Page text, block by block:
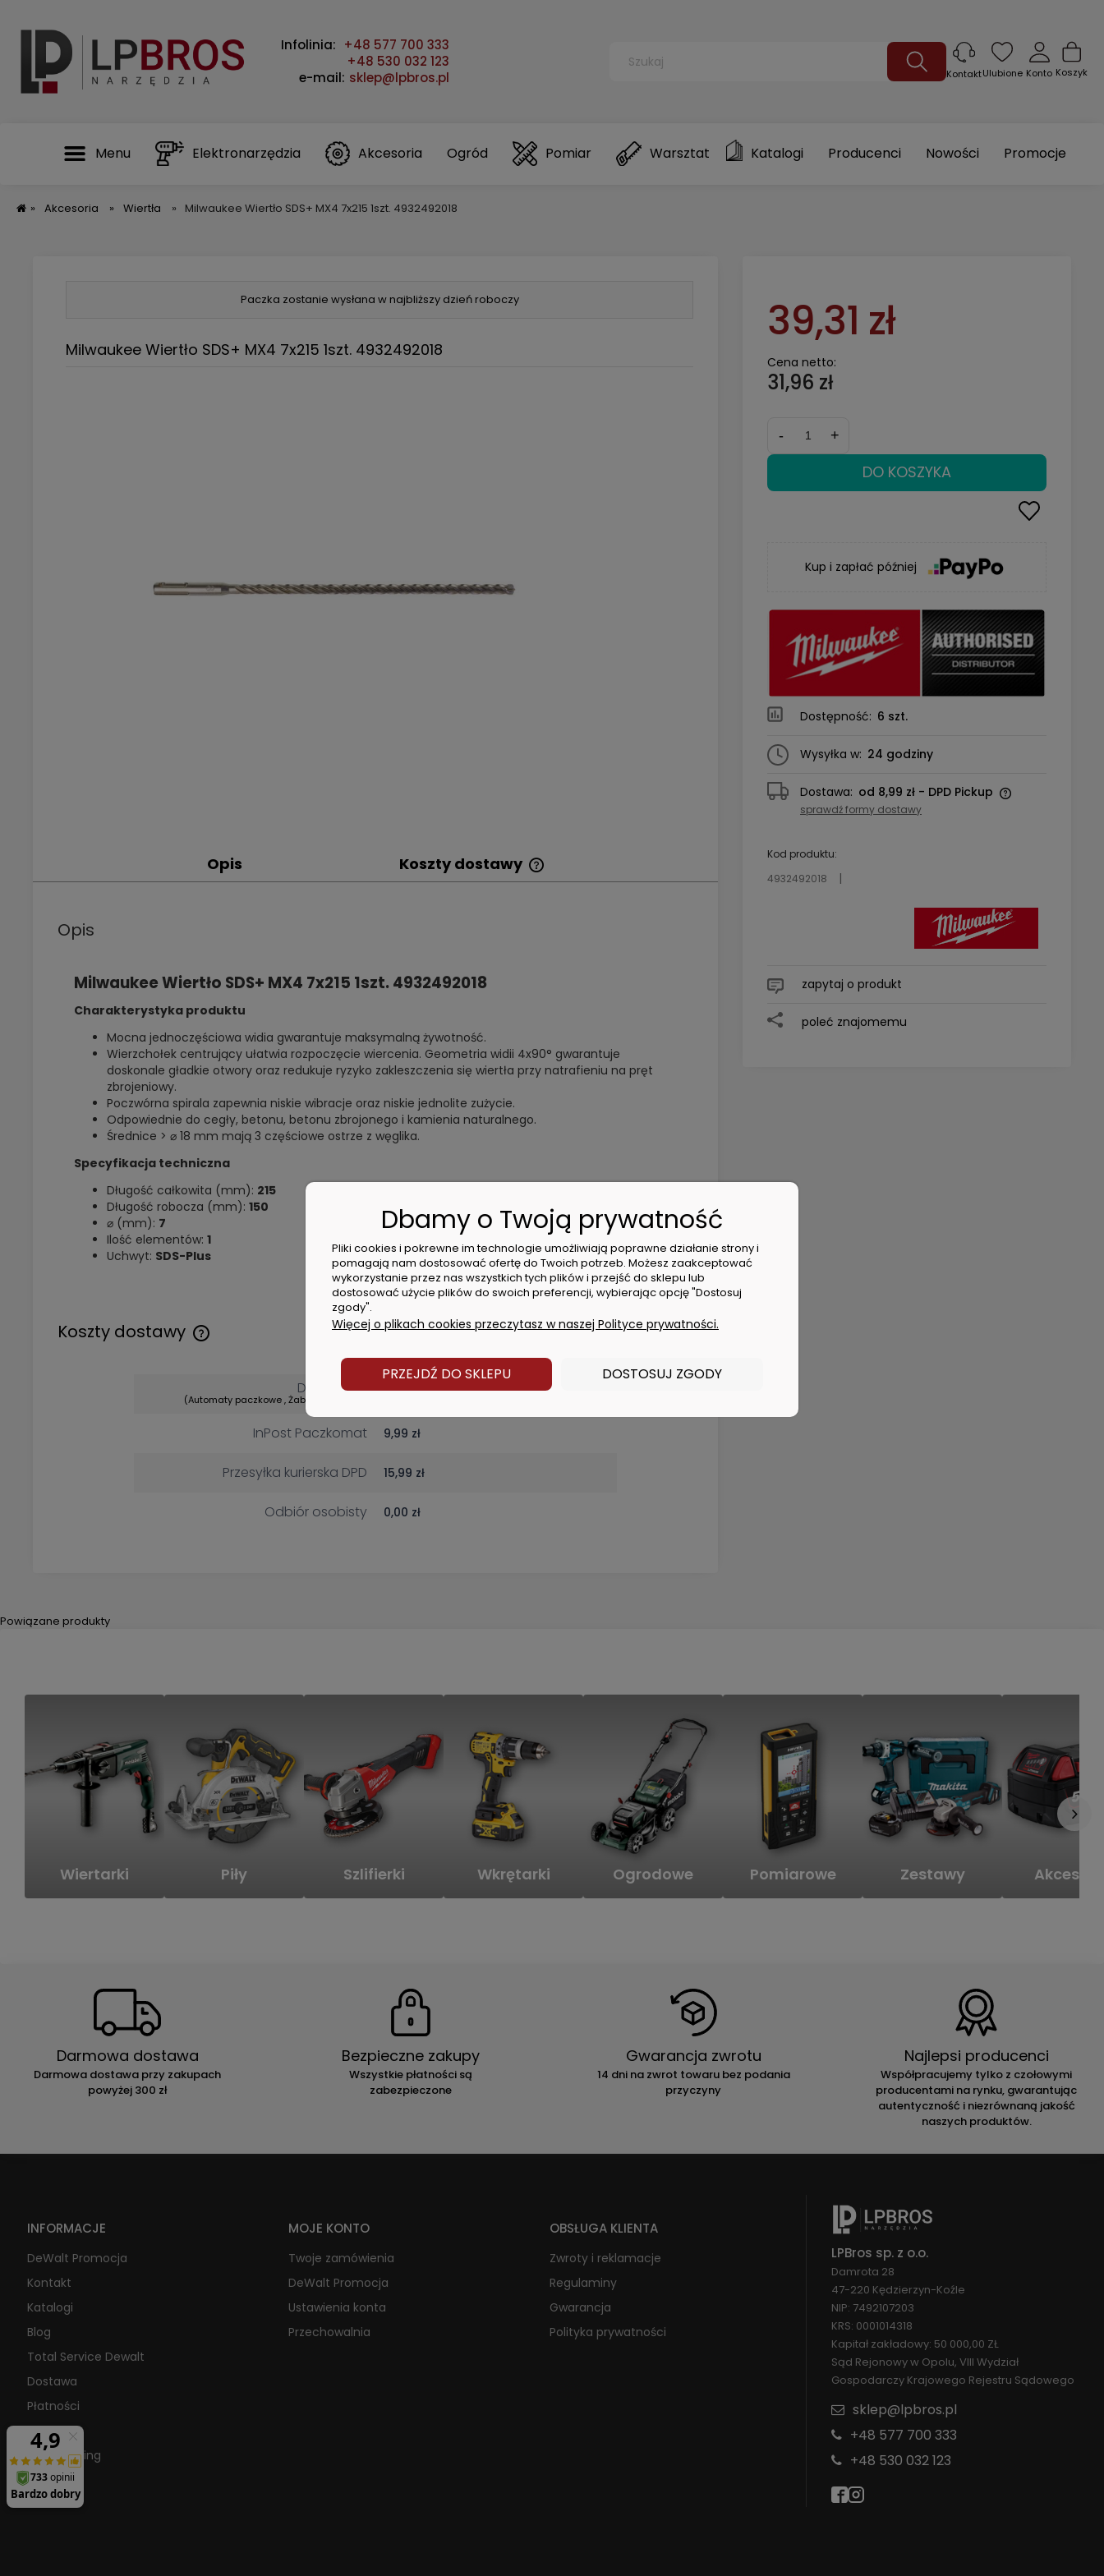
Infolinia: +48 577 700 333
+48 530 032 123
e-mail: sklep@lpbros.pl Koszyk
Konto
Ulubione
Kontakt
Menu Elektronarzędzia Akcesoria Ogród Pomiar Warsztat Katalogi Producenci Nowości Promocje
» Akcesoria » Wiertła » Milwaukee Wiertło SDS+ MX4 7x215 1szt. 4932492018
Paczka zostanie wysłana w najbliższy dzień roboczy
Milwaukee Wiertło SDS+ MX4 7x215 1szt. 4932492018
Opis Koszty dostawy
Opis
Milwaukee Wiertło SDS+ MX4 7x215 1szt. 4932492018
Charakterystyka produktu
Mocna jednoczęściowa widia gwarantuje maksymalną żywotność.
Wierzchołek centrujący ułatwia rozpoczęcie wiercenia. Geometria widii 4x90° gwarantuje
doskonale gładkie otwory oraz redukuje ryzyko zakleszczenia się wiertła przy natrafieniu na pręt
zbrojeniowy.
Poczwórna spirala zapewnia niskie wibracje oraz niskie jednolite zużycie.
Odpowiednie do cegły, betonu, betonu zbrojonego i kamienia naturalnego.
Średnice > ⌀ 18 mm mają 3 częściowe ostrze z węglika.
Specyfikacja techniczna
Długość całkowita (mm): 215
Długość robocza (mm): 150
⌀ (mm): 7
Ilość elementów: 1
Uchwyt: SDS-Plus
Koszty dostawy
kosztów płatnościDPD Pickup
(Automaty paczkowe , Żabka , Dino, Lidl) 8,99 zł
InPost Paczkomat 9,99 zł
Przesyłka kurierska DPD 15,99 zł
Odbiór osobisty 0,00 zł
39,31 zł
Cena netto:
31,96 zł
- +
DO KOSZYKA
Kup i zapłać później
Dostępność: 6 szt.
Wysyłka w: 24 godziny
Dostawa: od 8,99 zł - DPD Pickup
kosztów płatności
sprawdź formy dostawy
Kod produktu:
4932492018
zapytaj o produkt
poleć znajomemu
Powiązane produkty
Wiertarki Piły Szlifierki Wkrętarki Ogrodowe Pomiarowe Zestawy
Darmowa dostawa
Darmowa dostawa przy zakupach
powyżej 300 zł
Bezpieczne zakupy
Wszystkie płatności są
zabezpieczone
Gwarancja zwrotu
14 dni na zwrot towaru bez podania
przyczyny
Najlepsi producenci
Współpracujemy tylko z czołowymi
producentami na rynku, gwarantując
autentyczność i niezrównaną jakość
naszych produktów.
INFORMACJE
DeWalt Promocja
Kontakt
Katalogi
Blog
Total Service Dewalt
Dostawa
Płatności
O firmie
Raty/Leasing
MOJE KONTO
Twoje zamówienia
DeWalt Promocja
Ustawienia konta
Przechowalnia
OBSŁUGA KLIENTA
Zwroty i reklamacje
Regulaminy
Gwarancja
Polityka prywatności
LPBros sp. z o.o.
Damrota 28
47-220 Kędzierzyn-Koźle
NIP: 7492107203
KRS: 0001014318
Kapitał zakładowy: 50 000,00 ZŁ
Sąd Rejonowy w Opolu, VIII Wydział
Gospodarczy Krajowego Rejestru Sądowego
sklep@lpbros.pl
+48 577 700 333
+48 530 032 123
Dbamy o Twoją prywatność
Pliki cookies i pokrewne im technologie umożliwiają poprawne działanie strony i
pomagają nam dostosować ofertę do Twoich potrzeb. Możesz zaakceptować
wykorzystanie przez nas wszystkich tych plików i przejść do sklepu lub
dostosować użycie plików do swoich preferencji, wybierając opcję "Dostosuj
zgody".
Więcej o plikach cookies przeczytasz w naszej Polityce prywatności.
PRZEJDŹ DO SKLEPU DOSTOSUJ ZGODY